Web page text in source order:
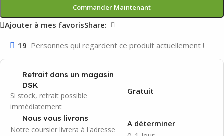
Commander Maintenant
Ajouter à mes favorisShare:
19 Personnes qui regardent ce produit actuellement !
Retrait dans un magasin
DSK
Si stock, retrait possible
immédiatement
Gratuit
Nous vous livrons
Notre coursier livrera à l'adresse
A déterminer